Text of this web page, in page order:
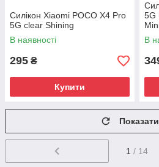
Силікон Xiaomi POCO X4 Pro
5G clear Shining
В наявності
295 ₴
Купити
5G
В
1 / 14